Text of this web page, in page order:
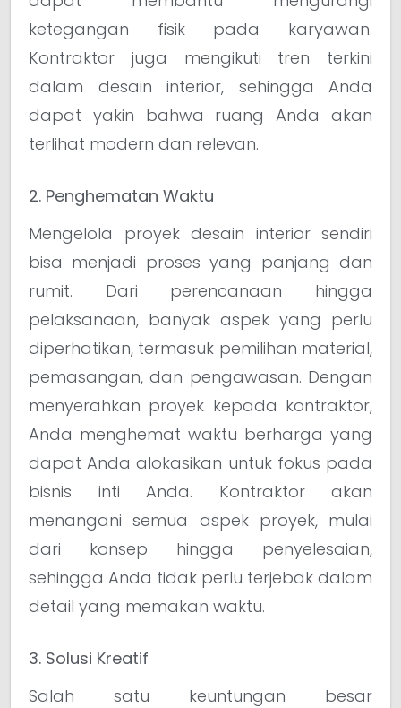
ketegangan fisik pada karyawan.
Kontraktor juga mengikuti tren terkini
dalam desain interior, sehingga Anda
dapat yakin bahwa ruang Anda akan
terlihat modern dan relevan.
2. Penghematan Waktu
Mengelola proyek desain interior sendiri
bisa menjadi proses yang panjang dan
rumit. Dari perencanaan hingga
pelaksanaan, banyak aspek yang perlu
diperhatikan, termasuk pemilihan material,
pemasangan, dan pengawasan. Dengan
menyerahkan proyek kepada kontraktor,
Anda menghemat waktu berharga yang
dapat Anda alokasikan untuk fokus pada
bisnis inti Anda. Kontraktor akan
menangani semua aspek proyek, mulai
dari konsep hingga penyelesaian,
sehingga Anda tidak perlu terjebak dalam
detail yang memakan waktu.
3. Solusi Kreatif
Salah satu keuntungan besar